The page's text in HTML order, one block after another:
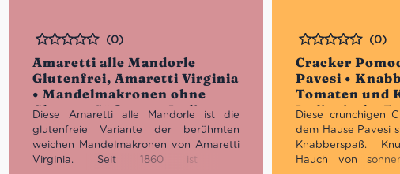
Amaretti alle Mandorle
Glutenfrei, Amaretti Virginia
• Mandelmakronen ohne
Gluten • Süßes aus Italien
Bewertet
(0)
Diese Amaretti alle Mandorle ist die
glutenfreie Variante der berühmten
weichen Mandelmakronen von Amaretti
Virginia. Seit 1860 ist das
Cracker
Pavesi •
Tomaten und
Italienische
Bewertet
(0)
Diese crunchigen
dem Hause Pavesi
Knabberspaß.
Hauch von